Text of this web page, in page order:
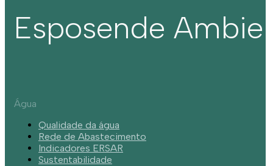
Esposende
Água
Qualidade da água
Rede de Abastecimento
Indicadores ERSAR
Sustentabilidade